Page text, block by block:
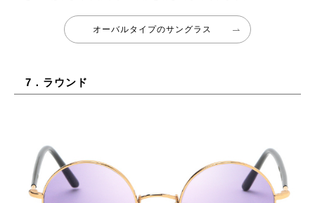
オーバルタイプのサングラス
7．ラウンド